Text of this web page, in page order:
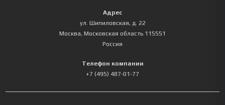
Адрес
ул. Шипиловская, д. 22
Москва, Московская область 115551
Россия
Телефон компании
+7 (495) 487-01-77